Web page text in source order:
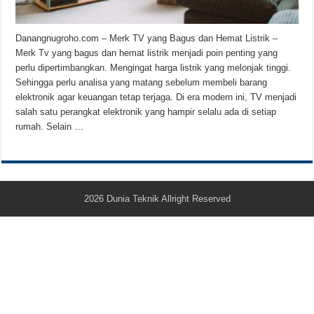
Teknologi Bikin Bisnis Makanan Kamu Makin Cuan! Begini Cara Buka
Danangnugroho.com – Merk TV yang Bagus dan Hemat Listrik –
Merk Tv yang bagus dan hemat listrik menjadi poin penting yang
perlu dipertimbangkan. Mengingat harga listrik yang melonjak tinggi.
Sehingga perlu analisa yang matang sebelum membeli barang
elektronik agar keuangan tetap terjaga. Di era modern ini, TV menjadi
salah satu perangkat elektronik yang hampir selalu ada di setiap
rumah. Selain …
2026 Dunia Teknik Allright Reserved